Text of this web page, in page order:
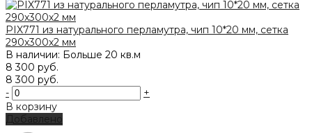
PIX771 из натурального перламутра, чип 10*20 мм, сетка
290х300х2 мм
В наличии: Больше 20 кв.м
8 300 руб.
8 300 руб.
-
+
В корзину
Добавлено